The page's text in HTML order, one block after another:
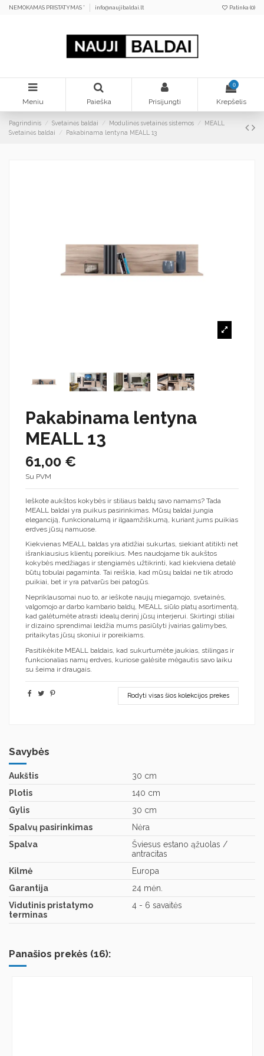
NEMOKAMAS PRISTATYMAS * info@naujibaldai.lt Patinka (0)
Meniu Paieška Prisijungti
0
Krepšelis
Pagrindinis Svetainės baldai Modulinės svetainės sistemos
MEALL
Svetainės baldai
Pakabinama lentyna MEALL 13
Pakabinama lentyna
MEALL 13
61,00 €
Su PVM
Ieškote aukštos kokybės ir stiliaus baldų savo namams? Tada
MEALL baldai yra puikus pasirinkimas. Mūsų baldai jungia
eleganciją, funkcionalumą ir ilgaamžiškumą, kuriant jums puikias
erdves jūsų namuose.
Kiekvienas MEALL baldas yra atidžiai sukurtas, siekiant atitikti net
išrankiausius klientų poreikius. Mes naudojame tik aukštos
kokybės medžiagas ir stengiamės užtikrinti, kad kiekviena detalė
būtų tobulai pagaminta. Tai reiškia, kad mūsų baldai ne tik atrodo
puikiai, bet ir yra patvarūs bei patogūs.
Nepriklausomai nuo to, ar ieškote naujų miegamojo, svetainės,
valgomojo ar darbo kambario baldų, MEALL siūlo platų asortimentą,
kad galėtumėte atrasti idealų derinį jūsų interjerui. Skirtingi stiliai
ir dizaino sprendimai leidžia mums pasiūlyti įvairias galimybes,
pritaikytas jūsų skoniui ir poreikiams.
Pasitikėkite MEALL baldais, kad sukurtumėte jaukias, stilingas ir
funkcionalias namų erdves, kuriose galėsite mėgautis savo laiku
su šeima ir draugais.
Rodyti visas šios kolekcijos prekes
Savybės
Aukštis
30 cm
Plotis
140 cm
Gylis
30 cm
Spalvų pasirinkimas
Nėra
Spalva
Šviesus estano ąžuolas /
antracitas
Kilmė
Europa
Garantija
24 mėn.
Vidutinis pristatymo
terminas
4 - 6 savaitės
Panašios prekės (16):